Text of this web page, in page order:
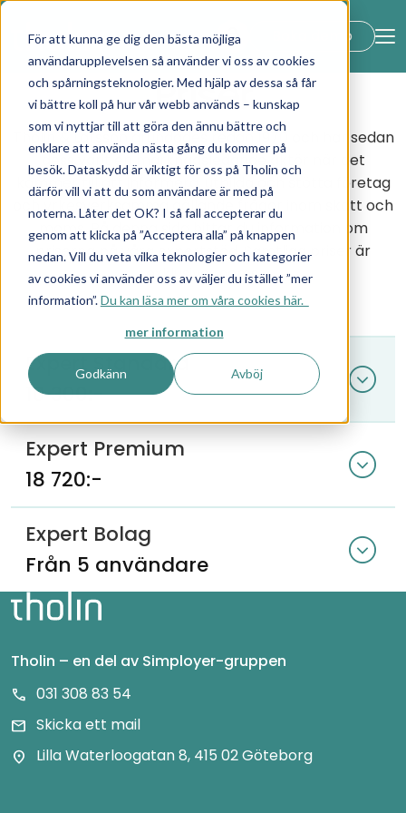
För att kunna ge dig den bästa möjliga
användarupplevelsen så använder vi oss av cookies
och spårningsteknologier. Med hjälp av dessa så får
vi bättre koll på hur vår webb används – kunskap
som vi nyttjar till att göra den ännu bättre och
enklare att använda nästa gång du kommer på
besök. Dataskydd är viktigt för oss på Tholin och
därför vill vi att du som användare är med på
noterna. Låter det OK? I så fall accepterar du
genom att klicka på ”Acceptera alla” på knappen
nedan. Vill du veta vilka teknologier och kategorier
av cookies vi använder oss av väljer du istället ”mer
information”.Du kan läsa mer om våra cookies här.
mer information
Godkänn Avböj
lock_open Boka demo
Priser
Tholin & Larsson grundades redan 1970 och har sedan
dess varit en marknadsledande aktör när det
kommer till att informera, utbilda och stötta företag
och yrkesverksamma gällande frågor inom skatt och
moms. På denna sida hittar du information om
priserna på våra expertstöd. Samtliga priser är
exklusive moms.
Expert Standard
10 300:-
expand_circle_down
Expert Premium
18 720:-
expand_circle_down
Expert Bolag
Från 5 användare
expand_circle_down
Tholin – en del av Simployer-gruppen
call 031 308 83 54
mail Skicka ett mail
location_on Lilla Waterloogatan 8, 415 02 Göteborg